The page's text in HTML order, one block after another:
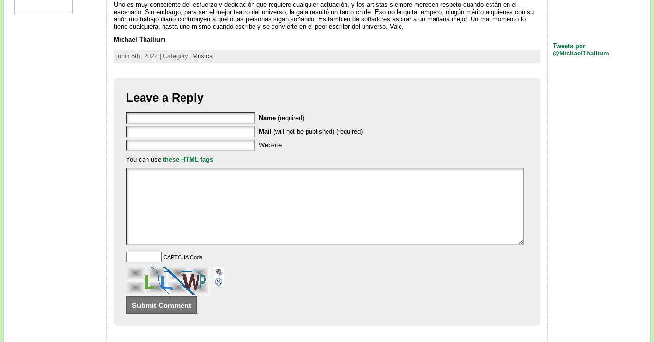
Uno es muy consciente del esfuerzo y dedicación que requiere cualquier actuación, y los artistas siempre merecen respeto cuando están en el
escenario. Sin embargo, para ser el mejor teatro del universo, la gala resultó un tanto chirle. Eso no le quita, empero, ningún mérito a quienes con su
anónimo trabajo diario contribuyen a que otras personas sigan soñando. Es también de soñadores aspirar a un mañana mejor. Un mal momento lo
tiene cualquiera, hasta uno mismo cuando escribe y se convierte en el peor escritor del universo. Vale.
Michael Thallium
junio 8th, 2022 | Category: Música
Leave a Reply
Name (required)
Mail (will not be published) (required)
Website
You can use these HTML tags
CAPTCHA Code
Tweets por
@MichaelThallium